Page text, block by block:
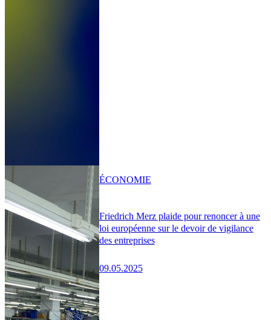
Friedrich Merz plaide pour renoncer à une
loi européenne sur le devoir de vigilance
des entreprises
09.05.2025
ÉCONOMIE